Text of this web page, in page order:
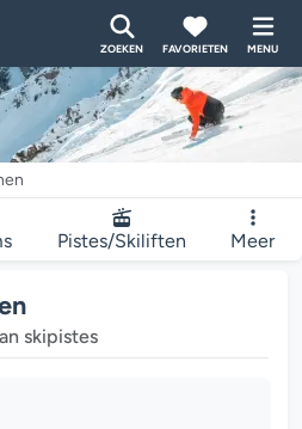
ZOEKEN FAVORIETEN MENU
Pistes/Skiliften Meer
skipistes